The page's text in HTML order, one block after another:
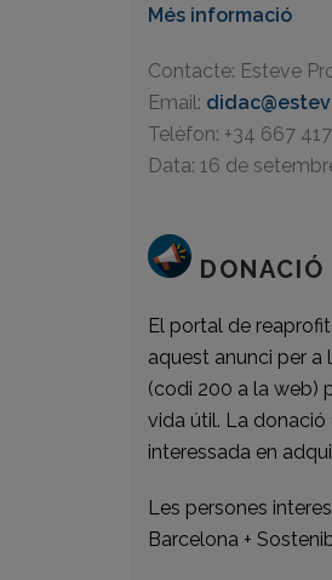
Més informació
Contacte: Esteve
Email:
Telèfon: +34 667
Data: 16 de
El portal de
aquest anunci per a
(codi 200 a la web)
vida útil. La
interessada en
Les persones
Barcelona +